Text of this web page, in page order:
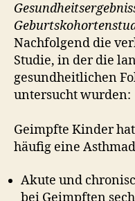
Nachfolgend die
Studie, in der die
gesundheitlichen
untersucht wurden:
Geimpfte Kinder
häufig eine
Akute und
bei Geimpften